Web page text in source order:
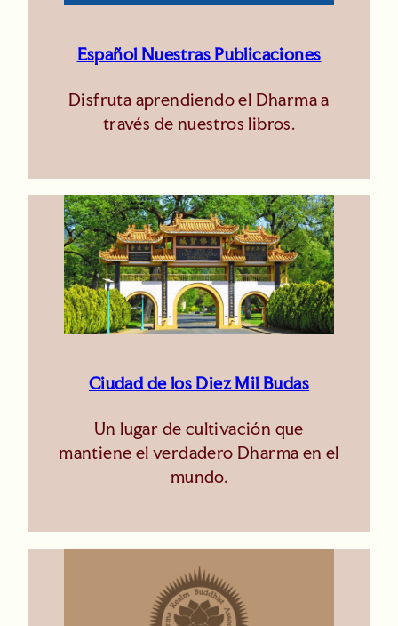
Español Nuestras Publicaciones
Disfruta aprendiendo el Dharma a
través de nuestros libros.
Ciudad de los Diez Mil Budas
Un lugar de cultivación que
mantiene el verdadero Dharma en el
mundo.